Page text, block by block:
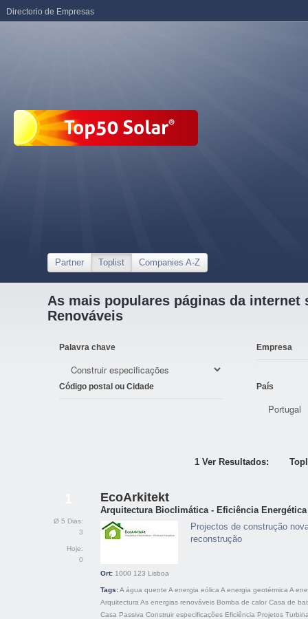
Partner Toplist Companies A-Z
As mais populares páginas da internet
Renováveis
Palavra chave Empresa
Código postal ou Cidade País
1 Ver Resultados:
Ø 5 Dias:
3
Hoje:
0
EcoArkitekt
Arquitectura Bioclimática - Eficiência Energética
Projectos de construção
reconstrução
Ort: 1000 123 Lisboa
Tags:A água quente A energia eólica A energia geotérmica A
Arquitectura As energias renováveis Bomba de calor Casa de
Casa Passiva Construir especificações Eficiência Projetos
Directorio de Empresas